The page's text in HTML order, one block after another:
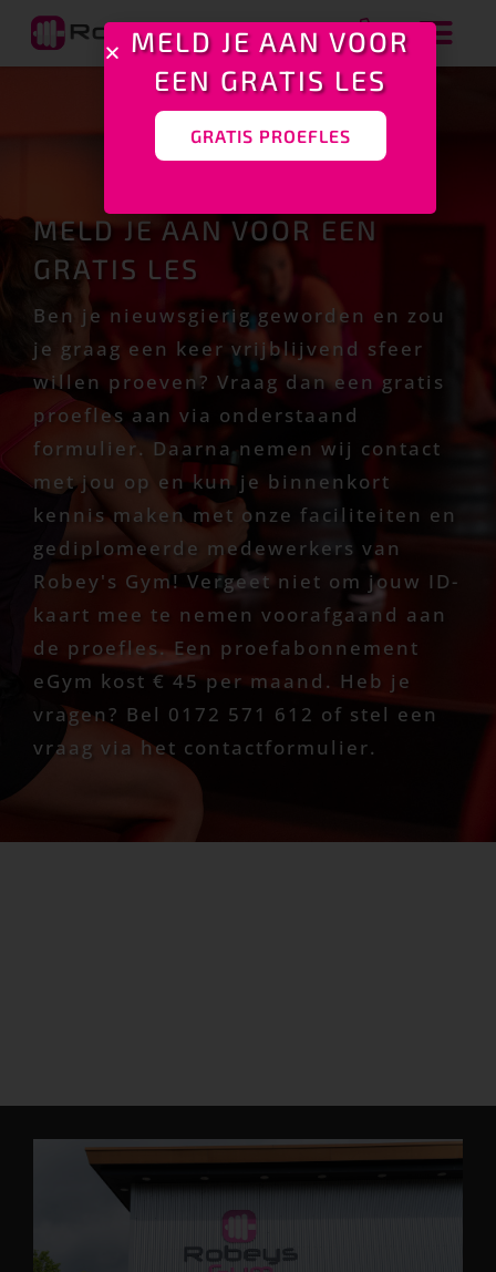
MELD JE AAN VOOR EEN
GRATIS LES
Ben je nieuwsgierig geworden en zou
je graag een keer vrijblijvend sfeer
willen proeven? Vraag dan een gratis
proefles aan via onderstaand
formulier. Daarna nemen wij contact
met jou op en kun je binnenkort
kennis maken met onze faciliteiten en
gediplomeerde medewerkers van
Robey's Gym! Vergeet niet om jouw ID-
kaart mee te nemen voorafgaand aan
de proefles. Een proefabonnement
eGym kost € 45 per maand. Heb je
vragen? Bel 0172 571 612 of stel een
vraag via het contactformulier.
MELD JE AAN VOOR
EEN GRATIS LES
GRATIS PROEFLES